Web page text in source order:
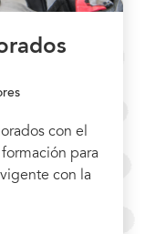
con el
para
con la